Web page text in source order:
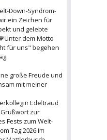
Down-Syndrom-
ein Zeichen für
und gelebte
dem Motto
für uns" begehen
große Freude und
mit meiner
Edeltraud
zur
Fests zum Welt-
Tag 2026 im